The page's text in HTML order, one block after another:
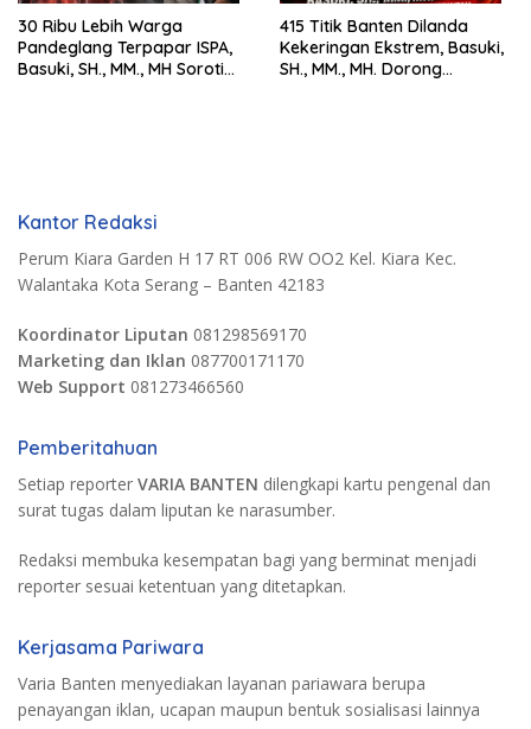
30 Ribu Lebih Warga
Pandeglang Terpapar ISPA,
Basuki, SH., MM., MH Soroti
415 Titik Banten Dilanda
Kekeringan Ekstrem, Basuki,
SH., MM., MH. Dorong
Kantor Redaksi
Perum Kiara Garden H 17 RT 006 RW OO2 Kel. Kiara Kec.
Walantaka Kota Serang – Banten 42183
Koordinator Liputan 081298569170
Marketing dan Iklan 087700171170
Web Support 081273466560
Pemberitahuan
Setiap reporter VARIA BANTEN dilengkapi kartu pengenal dan
surat tugas dalam liputan ke narasumber.
Redaksi membuka kesempatan bagi yang berminat menjadi
reporter sesuai ketentuan yang ditetapkan.
Kerjasama Pariwara
Varia Banten menyediakan layanan pariawara berupa
penayangan iklan, ucapan maupun bentuk sosialisasi lainnya